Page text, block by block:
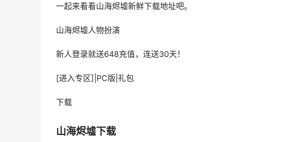
一起来看看山海烬墟新鲜下载地址吧。
山海烬墟人物扮演
新人登录就送648充值，连送30天！
[进入专区] PC版 礼包
下载
山海烬墟下载